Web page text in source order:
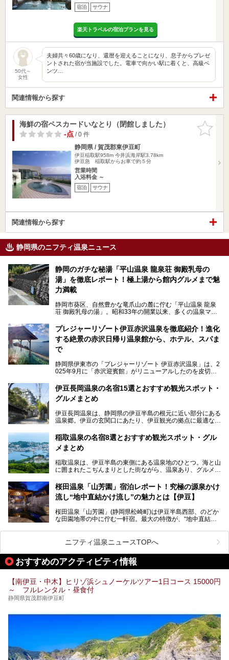
宿泊 サウナ
楽天トラベルの宿泊プランを見る
50代～
女性
夫婦共々60歳になり、還暦を迎えることになり、息子からプレゼ
ントされた宿が当施設でした。電車で向かい駅に着くと、高級ベ
ンツ…
関連情報から探す
お気に入
りに追加
海鮮の宿ペスカードいなとり（閉館しました）
-点/ 0 件
静岡県 / 賀茂郡東伊豆町
伊豆稲取駅958m 今井浜海岸駅3.78km
伊豆急 稲取駅からお車で約５分
営業時間
入浴料金 ～
宿泊 サウナ
関連情報から探す
静岡県のニフティ温泉ニュース
静岡のガチな秘湯「平山温泉 龍泉荘 御殿乳母の
湯」を徹底レポート！極上湯から館内グルメまで魅
力満載
静岡市葵区、自然豊かな竜爪山の麓に佇む「平山温泉 龍泉
荘 御殿乳母の湯」。昭和33年の開業以来、多くの温泉マニ
極上温泉です。お湯はもちろん、実はグルメも揃っているん
です。多くのファンを持つ、その圧倒的なこだわりと魅力を
解説します。
プレジャーリゾート伊豆赤沢温泉を徹底紹介！進化
する絶景の赤沢日帰り温泉館から、ホテル、スパま
で
静岡県伊東市の「プレジャーリゾート 伊豆赤沢温泉」は、2
025年9月に「赤沢迎賓館」がリニューアルしたのを皮切り
館」、「RED 28 HOTEL」がリニューアル。さらにこのあ
とグランピング施設のGRAX EARTH FIELD（グラックスア
ースフィールド）、大型屋内アミューズメント施設のPLEA
予定。
ャー施設など、現在リニューアルオープンしている施設を中
心に、家族連れでも大人だけでも、おひとりさまでも多彩な
楽しみ方ができる「プレジャーリゾート 伊豆赤沢温泉」を
───
この記事はプレジャーリゾート 伊豆赤沢温泉のPR記事で
す。
伊豆長岡温泉の名宿15選とおすすめ観光スポット・
グルメまとめ
伊豆長岡温泉は、静岡県の伊豆半島の根元に近い部分にある
温泉郷。伊豆の玄関口にあたり、伊豆観光の拠点に最適な立
ちろん日帰りでも楽しめるのが魅力です。
この記事では、伊豆長岡温泉の歴史や魅力、おすすめの宿を
る温泉施設も紹介します！
稲取温泉の名宿8選とおすすめ観光スポット・グル
メまとめ
稲取温泉は、伊豆半島の東側にある温泉地のひとつ。海と山
に囲まれたこぢんまりとした街ながら、温泉あり、グルメあ
京からは約2時間30分、直通電車もありアクセスしやすいの
もうれしいところ。
入れる温泉施設、チェックしたい観光スポットやアクティビ
ティなどを一挙にまとめピックアップ。伊豆稲取温泉を訪れ
桜田温泉「山芳園」宿泊レポート！究極の源泉かけ
流し“地中直結かけ流し”の魅力とは【伊豆】
桜田温泉「山芳園」(静岡県松崎町)は伊豆半島西部、のどか
な田園地帯の中に佇む一軒宿。最大の特徴が、“地中直結か
地下に眠る源泉を加水・加温・消毒無し、さらには途中過程
で空気にも触れさせることなく浴槽まで提供。「究極の源泉
かけ流し」と言っても決して過言ではありません。
今回、桜田温泉「山芳園」の“温泉”を中心に、その魅力を詳
細レポート。また口コミの評判も非常に高い宿であり、客室
や食事も併せて徹底紹介します！
ニフティ温泉ニュースTOPへ
おすすめのアクティビティ情報
【南伊豆・中木】ヒリゾ浜シュノーケルツアー1日コース 15000円
～ フルレンタル・昼食付
静岡県賀茂郡南伊豆町